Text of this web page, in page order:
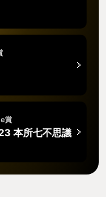
賞
本所七不思議